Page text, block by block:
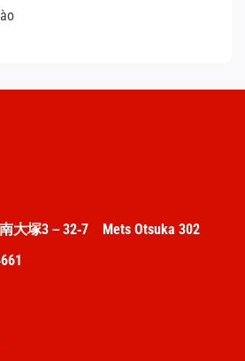
大塚3－32‐7 Mets Otsuka 302